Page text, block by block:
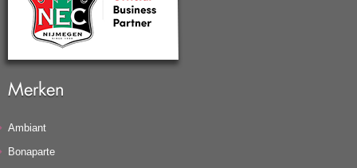
Merken
Ambiant
Bonaparte